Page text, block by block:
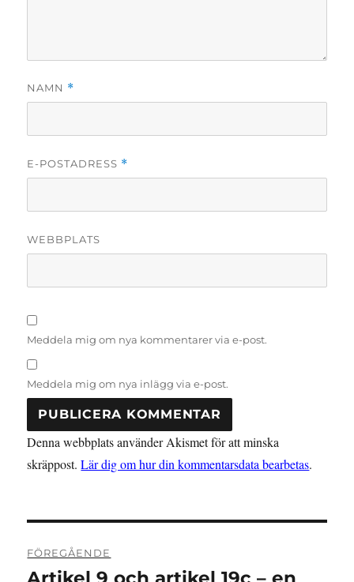
NAMN *
E-POSTADRESS *
WEBBPLATS
Meddela mig om nya kommentarer via e-post.
Meddela mig om nya inlägg via e-post.
Denna webbplats använder Akismet för att minska
skräppost.Lär dig om hur din kommentarsdata bearbetas.
FÖREGÅENDE
Föregående